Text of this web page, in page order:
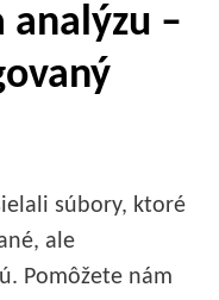
analýzu –
súbory, ktoré
ale
Pomôžete nám